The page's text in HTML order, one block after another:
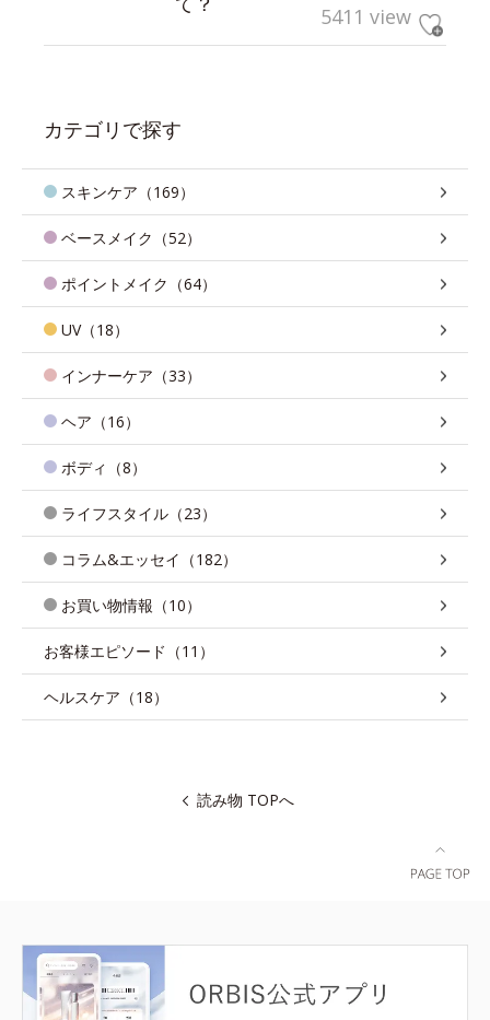
5411 view
カテゴリで探す
スキンケア（169）
ベースメイク（52）
ポイントメイク（64）
UV（18）
インナーケア（33）
ヘア（16）
ボディ（8）
ライフスタイル（23）
コラム&エッセイ（182）
お買い物情報（10）
お客様エピソード（11）
ヘルスケア（18）
読み物 TOPへ